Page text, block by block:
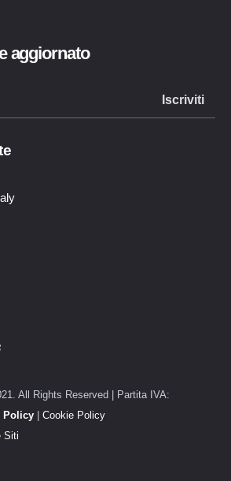
aggiornato
All Rights Reserved | Partita IVA:
Policy Cookie Policy